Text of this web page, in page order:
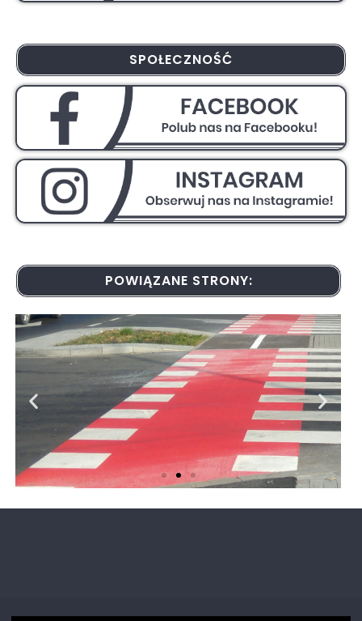
SPOŁECZNOŚĆ
POWIĄZANE STRONY:
poszczególne symbole umieszczone na drodze